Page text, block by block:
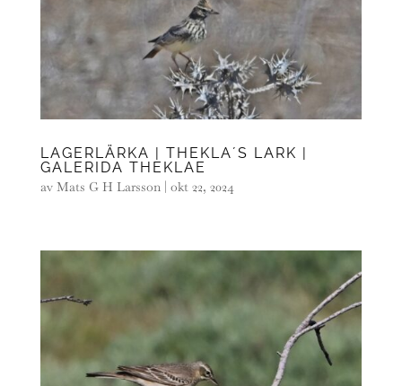
LAGERLÄRKA | THEKLA´S LARK |
GALERIDA THEKLAE
av Mats G H Larsson| okt 22, 2024